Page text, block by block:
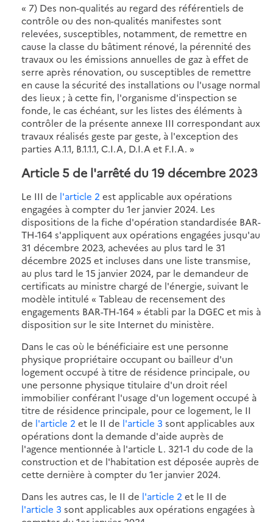
« 7) Des non-qualités au regard des référentiels de
contrôle ou des non-qualités manifestes sont
relevées, susceptibles, notamment, de remettre en
cause la classe du bâtiment rénové, la pérennité des
travaux ou les émissions annuelles de gaz à effet de
serre après rénovation, ou susceptibles de remettre
en cause la sécurité des installations ou l'usage normal
des lieux ; à cette fin, l'organisme d'inspection se
fonde, le cas échéant, sur les listes des éléments à
contrôler de la présente annexe III correspondant aux
travaux réalisés geste par geste, à l'exception des
parties A.1.1, B.1.1.1, C.I.A, D.I.A et F.I.A. »
Article 5 de l'arrêté du 19 décembre 2023
Le III de l'article 2 est applicable aux opérations
engagées à compter du 1er janvier 2024. Les
dispositions de la fiche d'opération standardisée BAR-
TH-164 s'appliquent aux opérations engagées jusqu'au
31 décembre 2023, achevées au plus tard le 31
décembre 2025 et incluses dans une liste transmise,
au plus tard le 15 janvier 2024, par le demandeur de
certificats au ministre chargé de l'énergie, suivant le
modèle intitulé « Tableau de recensement des
engagements BAR-TH-164 » établi par la DGEC et mis à
disposition sur le site Internet du ministère.
Dans le cas où le bénéficiaire est une personne
physique propriétaire occupant ou bailleur d'un
logement occupé à titre de résidence principale, ou
une personne physique titulaire d'un droit réel
immobilier conférant l'usage d'un logement occupé à
titre de résidence principale, pour ce logement, le II
de l'article 2 et le II de l'article 3 sont applicables aux
opérations dont la demande d'aide auprès de
l'agence mentionnée à l'article L. 321-1 du code de la
construction et de l'habitation est déposée auprès de
cette dernière à compter du 1er janvier 2024.
Dans les autres cas, le II de l'article 2 et le II de
l'article 3 sont applicables aux opérations engagées à